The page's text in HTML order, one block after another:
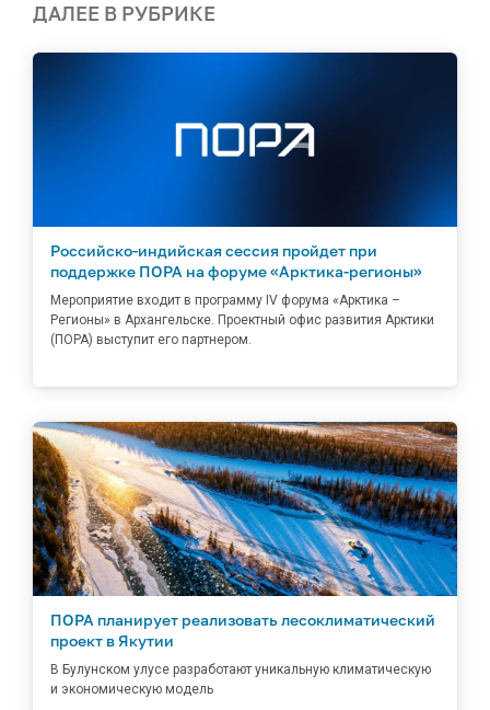
ДАЛЕЕ В РУБРИКЕ
Российско-индийская сессия пройдет при
поддержке ПОРА на форуме «Арктика-регионы»
Мероприятие входит в программу IV форума «Арктика –
Регионы» в Архангельске. Проектный офис развития Арктики
(ПОРА) выступит его партнером.
ПОРА планирует реализовать лесоклиматический
проект в Якутии
В Булунском улусе разработают уникальную климатическую
и экономическую модель